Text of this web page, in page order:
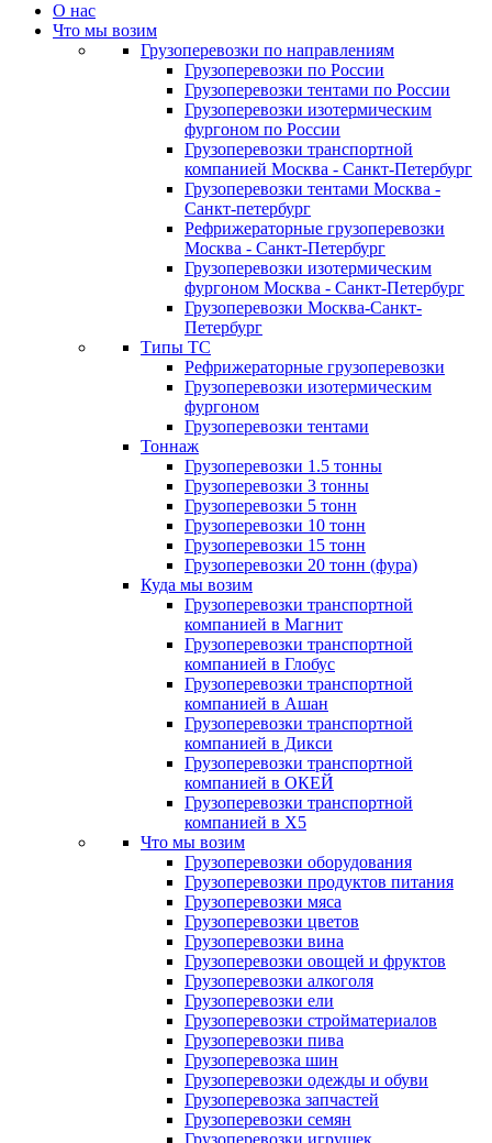
О нас
Что мы возим
Грузоперевозки по направлениям
Грузоперевозки по России
Грузоперевозки тентами по России
Грузоперевозки изотермическим
фургоном по России
Грузоперевозки транспортной
компанией Москва - Санкт-Петербург
Грузоперевозки тентами Москва -
Санкт-петербург
Рефрижераторные грузоперевозки
Москва - Санкт-Петербург
Грузоперевозки изотермическим
фургоном Москва - Санкт-Петербург
Грузоперевозки Москва-Санкт-
Петербург
Типы ТС
Рефрижераторные грузоперевозки
Грузоперевозки изотермическим
фургоном
Грузоперевозки тентами
Тоннаж
Грузоперевозки 1.5 тонны
Грузоперевозки 3 тонны
Грузоперевозки 5 тонн
Грузоперевозки 10 тонн
Грузоперевозки 15 тонн
Грузоперевозки 20 тонн (фура)
Куда мы возим
Грузоперевозки транспортной
компанией в Магнит
Грузоперевозки транспортной
компанией в Глобус
Грузоперевозки транспортной
компанией в Ашан
Грузоперевозки транспортной
компанией в Дикси
Грузоперевозки транспортной
компанией в ОКЕЙ
Грузоперевозки транспортной
компанией в X5
Что мы возим
Грузоперевозки оборудования
Грузоперевозки продуктов питания
Грузоперевозки мяса
Грузоперевозки цветов
Грузоперевозки вина
Грузоперевозки овощей и фруктов
Грузоперевозки алкоголя
Грузоперевозки ели
Грузоперевозки стройматериалов
Грузоперевозки пива
Грузоперевозка шин
Грузоперевозки одежды и обуви
Грузоперевозка запчастей
Грузоперевозки семян
Грузоперевозки игрушек